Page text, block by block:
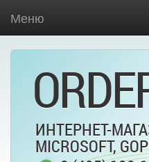
Меню
ИНТЕРНЕТ-
MICROSOFT,